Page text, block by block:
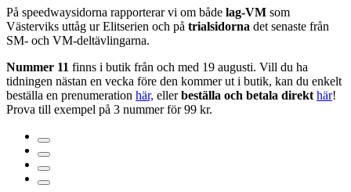
På speedwaysidorna rapporterar vi om både lag-VM som
Västerviks uttåg ur Elitserien och på trialsidorna det senaste från
SM- och VM-deltävlingarna.
Nummer 11 finns i butik från och med 19 augusti. Vill du ha
tidningen nästan en vecka före den kommer ut i butik, kan du enkelt
beställa en prenumeration här, ellerbeställa och betala direkt här!
Prova till exempel på 3 nummer för 99 kr.